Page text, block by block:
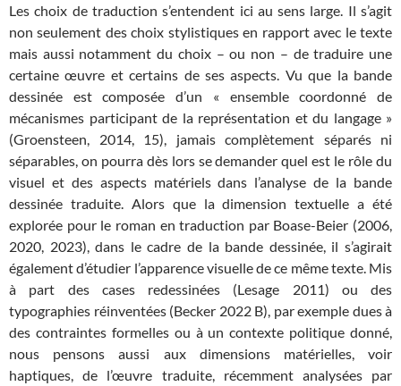
Les choix de traduction s’entendent ici au sens large. Il s’agit
non seulement des choix stylistiques en rapport avec le texte
mais aussi notamment du choix – ou non – de traduire une
certaine œuvre et certains de ses aspects. Vu que la bande
dessinée est composée d’un « ensemble coordonné de
mécanismes participant de la représentation et du langage »
(Groensteen, 2014, 15), jamais complètement séparés ni
séparables, on pourra dès lors se demander quel est le rôle du
visuel et des aspects matériels dans l’analyse de la bande
dessinée traduite. Alors que la dimension textuelle a été
explorée pour le roman en traduction par Boase-Beier (2006,
2020, 2023), dans le cadre de la bande dessinée, il s’agirait
également d’étudier l’apparence visuelle de ce même texte. Mis
à part des cases redessinées (Lesage 2011) ou des
typographies réinventées (Becker 2022 B), par exemple dues à
des contraintes formelles ou à un contexte politique donné,
nous pensons aussi aux dimensions matérielles, voir
haptiques, de l’œuvre traduite, récemment analysées par